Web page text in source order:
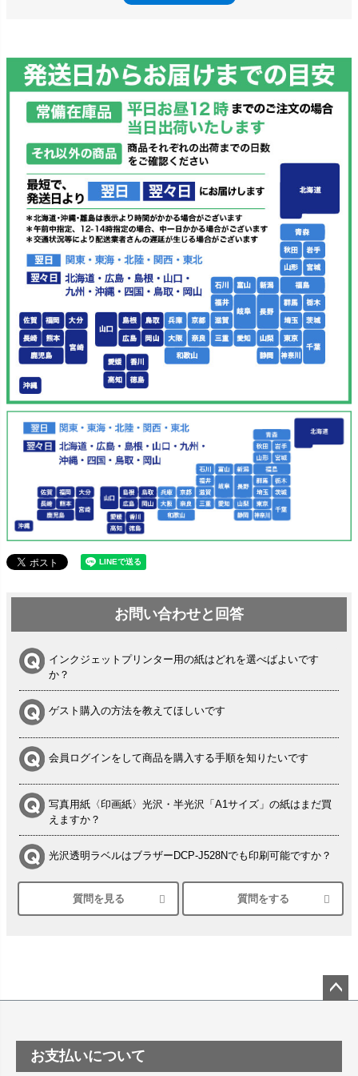
お問い合わせと回答
インクジェットプリンター用の紙はどれを選べばよいです
か？
ゲスト購入の方法を教えてほしいです
会員ログインをして商品を購入する手順を知りたいです
写真用紙〈印画紙〉光沢・半光沢「A1サイズ」の紙はまだ買
えますか？
光沢透明ラベルはブラザーDCP-J528Nでも印刷可能ですか？
シルバーペーパーにEPSON EP-30VAで印刷するときの設定
は？
塩ビのロール紙で離型紙が透明の商品はありますか
つや消し半透明ラベルのロールタイプはありますか？
質問を見る 質問をする
ップ
お支払いについて